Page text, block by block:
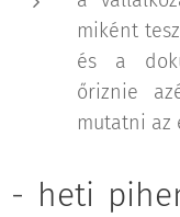
miként
és a
őriznie
mutatni az
- heti